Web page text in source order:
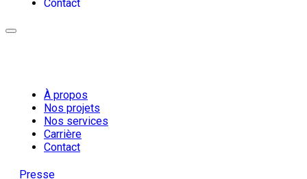
Contact
À propos
Nos projets
Nos services
Carrière
Contact
Presse